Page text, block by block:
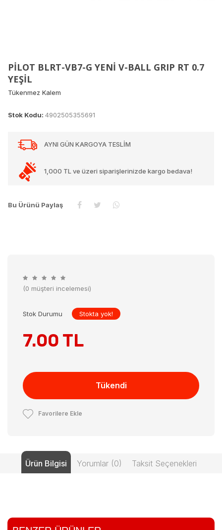
PİLOT BLRT-VB7-G YENİ V-BALL GRIP RT 0.7
YEŞİL
Tükenmez Kalem
Stok Kodu: 4902505355691
AYNI GÜN KARGOYA TESLİM
1,000 TL ve üzeri siparişlerinizde kargo bedava!
Bu Ürünü Paylaş
(0 müşteri incelemesi)
Stok Durumu Stokta yok!
7.00 TL
Tükendi
Favorilere Ekle
Ürün Bilgisi Yorumlar (0) Taksit Seçenekleri